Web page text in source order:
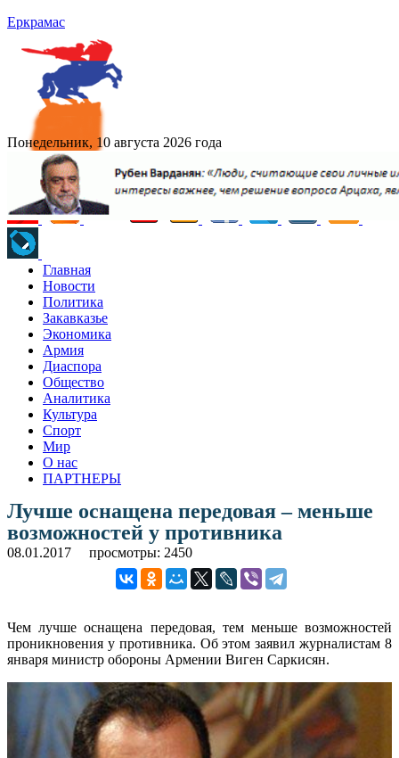
Еркрамас
Понедельник, 10 августа 2026 года
Главная
Новости
Политика
Закавказье
Экономика
Армия
Диаспора
Общество
Аналитика
Культура
Спорт
Мир
О нас
ПАРТНЕРЫ
Лучше оснащена передовая – меньше
возможностей у противника
08.01.2017 просмотры: 2450
Чем лучше оснащена передовая, тем меньше возможностей
проникновения у противника. Об этом заявил журналистам 8
января министр обороны Армении Виген Саркисян.